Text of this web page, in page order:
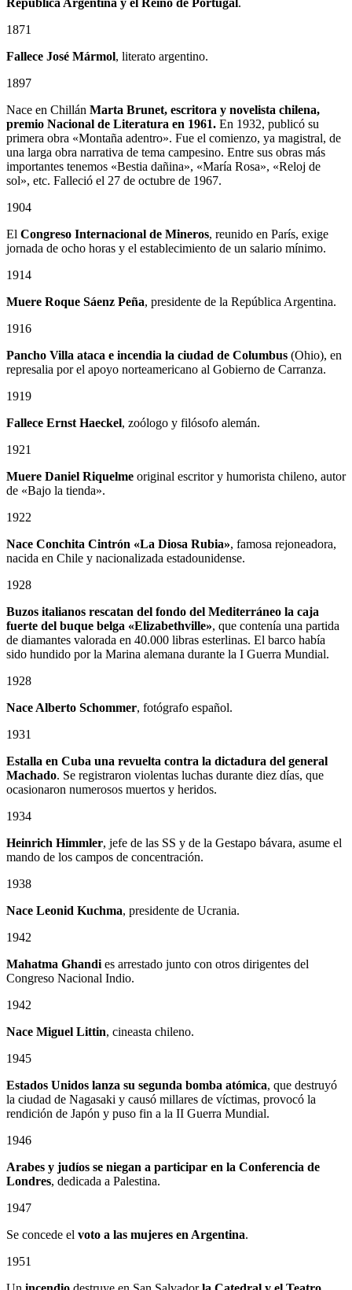
1871
Fallece José Mármol, literato argentino.
1897
Nace en Chillán Marta Brunet, escritora y novelista chilena,
premio Nacional de Literatura en 1961. En 1932, publicó su
primera obra «Montaña adentro». Fue el comienzo, ya magistral, de
una larga obra narrativa de tema campesino. Entre sus obras más
importantes tenemos «Bestia dañina», «María Rosa», «Reloj de
sol», etc. Falleció el 27 de octubre de 1967.
1904
El Congreso Internacional de Mineros, reunido en París, exige
jornada de ocho horas y el establecimiento de un salario mínimo.
1914
Muere Roque Sáenz Peña, presidente de la República Argentina.
1916
Pancho Villa ataca e incendia la ciudad de Columbus (Ohio), en
represalia por el apoyo norteamericano al Gobierno de Carranza.
1919
Fallece Ernst Haeckel, zoólogo y filósofo alemán.
1921
Muere Daniel Riquelme original escritor y humorista chileno, autor
de «Bajo la tienda».
1922
Nace Conchita Cintrón «La Diosa Rubia», famosa rejoneadora,
nacida en Chile y nacionalizada estadounidense.
1928
Buzos italianos rescatan del fondo del Mediterráneo la caja
fuerte del buque belga «Elizabethville», que contenía una partida
de diamantes valorada en 40.000 libras esterlinas. El barco había
sido hundido por la Marina alemana durante la I Guerra Mundial.
1928
Nace Alberto Schommer, fotógrafo español.
1931
Estalla en Cuba una revuelta contra la dictadura del general
Machado. Se registraron violentas luchas durante diez días, que
ocasionaron numerosos muertos y heridos.
1934
Heinrich Himmler, jefe de las SS y de la Gestapo bávara, asume el
mando de los campos de concentración.
1938
Nace Leonid Kuchma, presidente de Ucrania.
1942
Mahatma Ghandi es arrestado junto con otros dirigentes del
Congreso Nacional Indio.
1942
Nace Miguel Littin, cineasta chileno.
1945
Estados Unidos lanza su segunda bomba atómica, que destruyó
la ciudad de Nagasaki y causó millares de víctimas, provocó la
rendición de Japón y puso fin a la II Guerra Mundial.
1946
Arabes y judíos se niegan a participar en la Conferencia de
Londres, dedicada a Palestina.
1947
Se concede el voto a las mujeres en Argentina.
1951